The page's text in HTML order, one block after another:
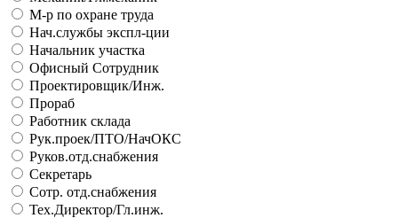
М-р по охране труда
Нач.службы экспл-ции
Начальник участка
Офисный Сотрудник
Проектировщик/Инж.
Прораб
Работник склада
Рук.проек/ПТО/НачОКС
Руков.отд.снабжения
Секретарь
Сотр. отд.снабжения
Тех.Директор/Гл.инж.